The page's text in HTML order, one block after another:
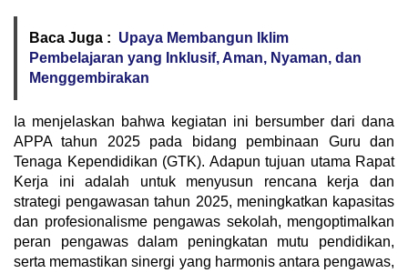
Baca Juga : Upaya Membangun Iklim
Pembelajaran yang Inklusif, Aman, Nyaman, dan
Menggembirakan
Ia menjelaskan bahwa kegiatan ini bersumber dari dana
APPA tahun 2025 pada bidang pembinaan Guru dan
Tenaga Kependidikan (GTK). Adapun tujuan utama Rapat
Kerja ini adalah untuk menyusun rencana kerja dan
strategi pengawasan tahun 2025, meningkatkan kapasitas
dan profesionalisme pengawas sekolah, mengoptimalkan
peran pengawas dalam peningkatan mutu pendidikan,
serta memastikan sinergi yang harmonis antara pengawas,